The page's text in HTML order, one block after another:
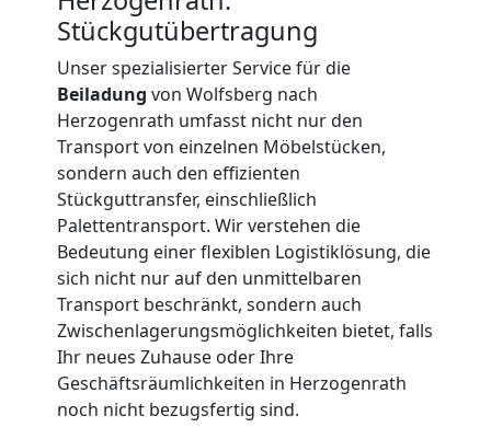
Stückgutübertragung
Unser spezialisierter Service für die
Beiladung von Wolfsberg nach
Herzogenrath umfasst nicht nur den
Transport von einzelnen Möbelstücken,
sondern auch den effizienten
Stückguttransfer, einschließlich
Palettentransport. Wir verstehen die
Bedeutung einer flexiblen Logistiklösung, die
sich nicht nur auf den unmittelbaren
Transport beschränkt, sondern auch
Zwischenlagerungsmöglichkeiten bietet, falls
Ihr neues Zuhause oder Ihre
Geschäftsräumlichkeiten in Herzogenrath
noch nicht bezugsfertig sind.
International
Internationaler
Umzug
Nationaler
Umzug